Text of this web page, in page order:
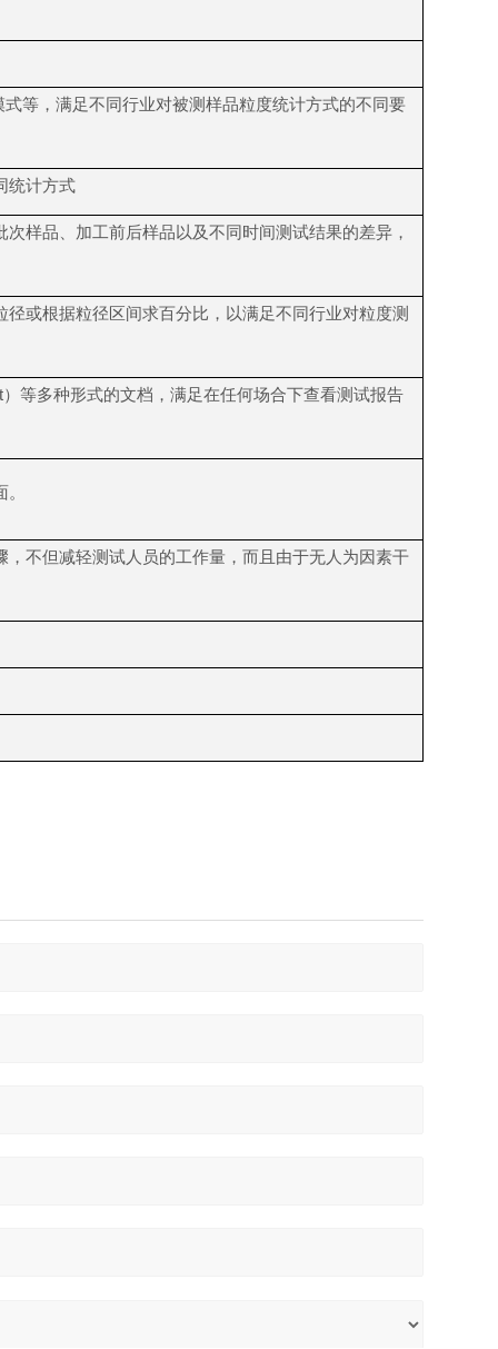
等，满足不同行业对被测样品粒度统计方式的不同要
统计方式
样品、加工前后样品以及不同时间测试结果的差异，
或根据粒径区间求百分比，以满足不同行业对粒度测
等多种形式的文档，满足在任何场合下查看测试报告
不但减轻测试人员的工作量，而且由于无人为因素干